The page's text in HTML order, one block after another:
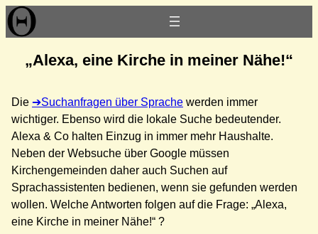
Zum
Inhalt
„Alexa, eine Kirche in meiner Nähe!“
Die Suchanfragen über Sprache werden immer
wichtiger. Ebenso wird die lokale Suche bedeutender.
Alexa & Co halten Einzug in immer mehr Haushalte.
Neben der Websuche über Google müssen
Kirchengemeinden daher auch Suchen auf
Sprachassistenten bedienen, wenn sie gefunden werden
wollen. Welche Antworten folgen auf die Frage: „Alexa,
eine Kirche in meiner Nähe!“ ?